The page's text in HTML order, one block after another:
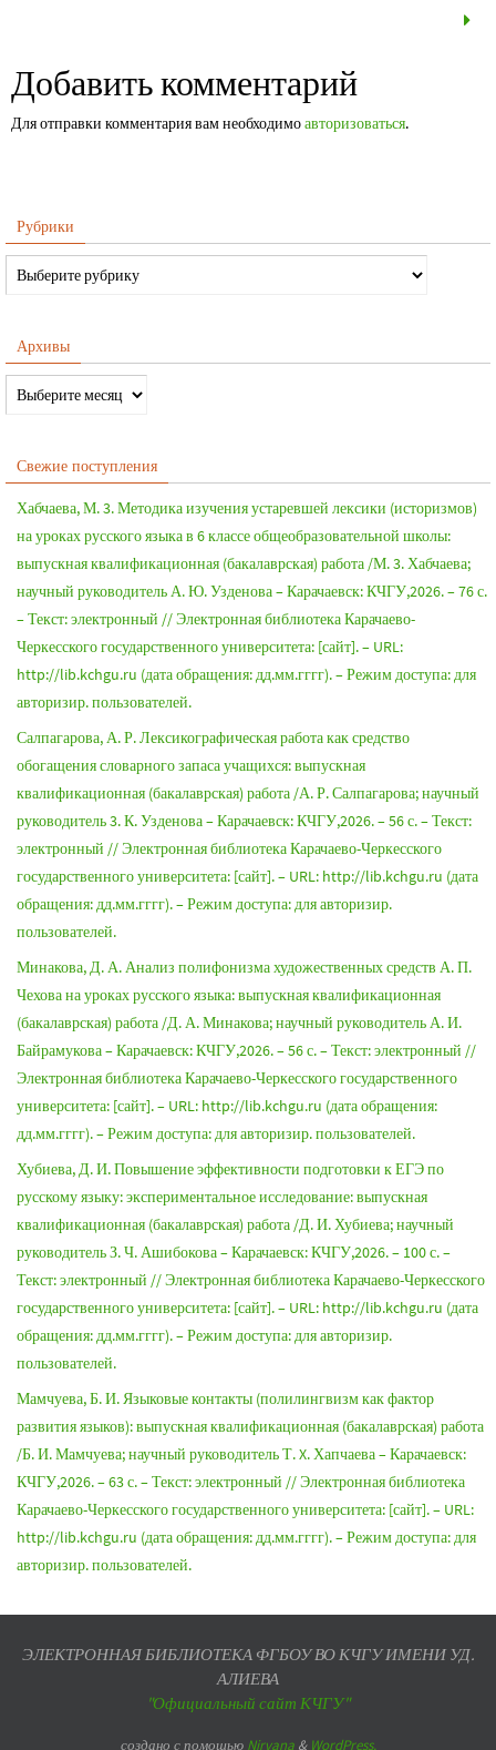
Добавить комментарий
Для отправки комментария вам необходимоавторизоваться.
Рубрики
Архивы
Свежие поступления
Хабчаева, М. 3. Методика изучения устаревшей лексики (историзмов)
на уроках русского языка в 6 классе общеобразовательной школы:
выпускная квалификационная (бакалаврская) работа /М. 3. Хабчаева;
научный руководитель А. Ю. Узденова – Карачаевск: КЧГУ,2026. – 76 с.
– Текст: электронный // Электронная библиотека Карачаево-
Черкесского государственного университета: [сайт]. – URL:
http://lib.kchgu.ru (дата обращения: дд.мм.гггг). – Режим доступа: для
авторизир. пользователей.
Салпагарова, А. Р. Лексикографическая работа как средство
обогащения словарного запаса учащихся: выпускная
квалификационная (бакалаврская) работа /А. Р. Салпагарова; научный
руководитель 3. К. Узденова – Карачаевск: КЧГУ,2026. – 56 с. – Текст:
электронный // Электронная библиотека Карачаево-Черкесского
государственного университета: [сайт]. – URL: http://lib.kchgu.ru (дата
обращения: дд.мм.гггг). – Режим доступа: для авторизир.
пользователей.
Минакова, Д. А. Анализ полифонизма художественных средств А. П.
Чехова на уроках русского языка: выпускная квалификационная
(бакалаврская) работа /Д. А. Минакова; научный руководитель А. И.
Байрамукова – Карачаевск: КЧГУ,2026. – 56 с. – Текст: электронный //
Электронная библиотека Карачаево-Черкесского государственного
университета: [сайт]. – URL: http://lib.kchgu.ru (дата обращения:
дд.мм.гггг). – Режим доступа: для авторизир. пользователей.
Хубиева, Д. И. Повышение эффективности подготовки к ЕГЭ по
русскому языку: экспериментальное исследование: выпускная
квалификационная (бакалаврская) работа /Д. И. Хубиева; научный
руководитель З. Ч. Ашибокова – Карачаевск: КЧГУ,2026. – 100 с. –
Текст: электронный // Электронная библиотека Карачаево-Черкесского
государственного университета: [сайт]. – URL: http://lib.kchgu.ru (дата
обращения: дд.мм.гггг). – Режим доступа: для авторизир.
пользователей.
Мамчуева, Б. И. Языковые контакты (полилингвизм как фактор
развития языков): выпускная квалификационная (бакалаврская) работа
/Б. И. Мамчуева; научный руководитель Т. X. Хапчаева – Карачаевск:
КЧГУ,2026. – 63 с. – Текст: электронный // Электронная библиотека
Карачаево-Черкесского государственного университета: [сайт]. – URL:
http://lib.kchgu.ru (дата обращения: дд.мм.гггг). – Режим доступа: для
авторизир. пользователей.
ЭЛЕКТРОННАЯ БИБЛИОТЕКА ФГБОУ ВО КЧГУ ИМЕНИ УД.
АЛИЕВА
"Официальный сайт КЧГУ"
создано с помощью Nirvana& WordPress.